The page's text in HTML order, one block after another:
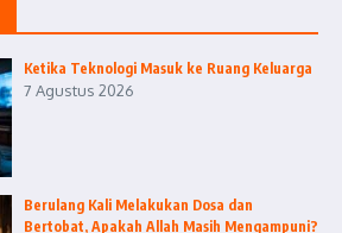
Ketika Teknologi Masuk ke Ruang Keluarga
7 Agustus 2026
Berulang Kali Melakukan Dosa dan
Bertobat, Apakah Allah Masih Mengampuni?